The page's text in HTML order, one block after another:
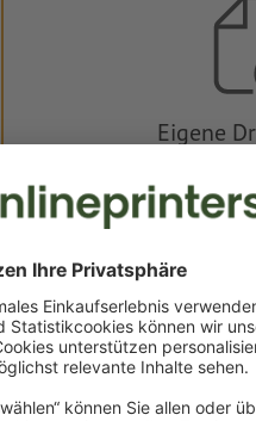
Eigene
Sie können Ihre
Jetzt